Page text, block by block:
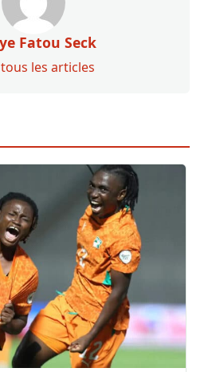
Fatou Seck
les articles